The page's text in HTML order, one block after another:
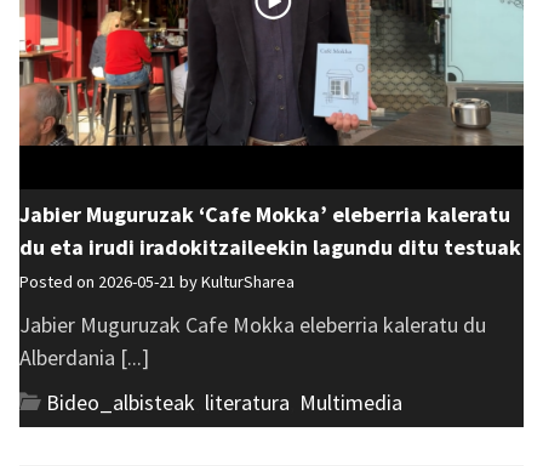
Jabier Muguruzak ‘Cafe Mokka’ eleberria kaleratu
du eta irudi iradokitzaileekin lagundu ditu testuak
Posted on 2026-05-21 byKulturSharea
Jabier Muguruzak Cafe Mokka eleberria kaleratu du
Alberdania [...]
Bideo_albisteak literatura Multimedia